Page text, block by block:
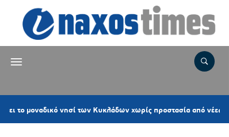
νησί των Κυκλάδων χωρίς προστασία από νέες